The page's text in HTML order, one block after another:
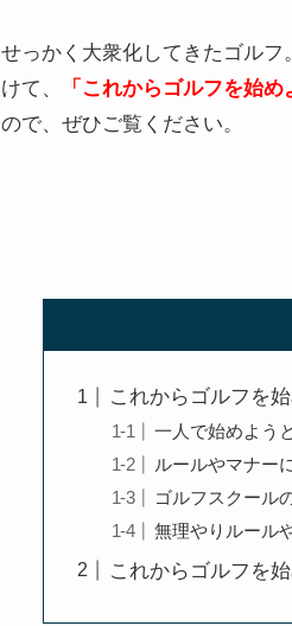
せっかく大衆化してきたゴル
けて、
「これからゴルフを始
ので、ぜひご覧ください。
これからゴルフを
一人で始めよう
ルールやマナー
ゴルフスクール
無理やりルール
これからゴルフを